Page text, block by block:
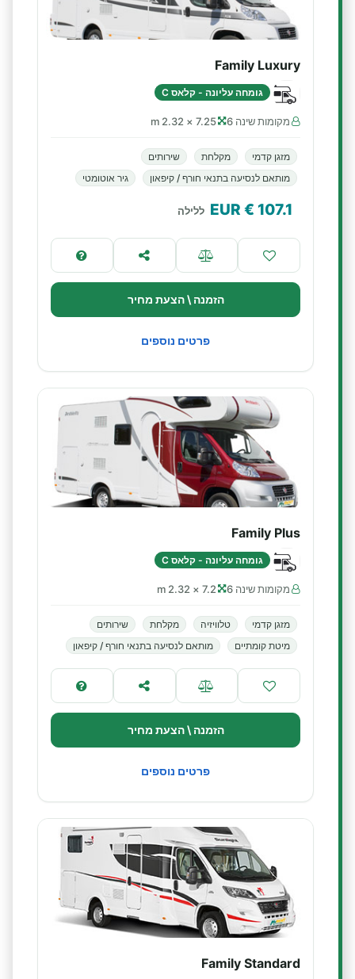
Family Luxury
גומחה עליונה - קלאס C
מקומות שינה 6 7.25 × 2.32 m
מזגן קדמי מקלחת
שירותים
מותאם לנסיעה בתנאי חורף / קיפאון
גיר אוטומטי
107.1
€ EUR ללילה
הזמנה \ הצעת מחיר
פרטים נוספים
Family Plus
גומחה עליונה - קלאס C
מקומות שינה 6 7.2 × 2.32 m
מזגן קדמי טלוויזיה מקלחת
שירותים
מיטת קומתיים
מותאם לנסיעה בתנאי חורף / קיפאון
הזמנה \ הצעת מחיר
פרטים נוספים
Family Standard